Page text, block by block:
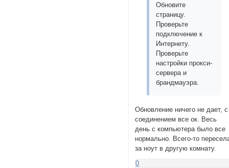
Обновите
страницу.
Проверьте
подключение к
Интернету.
Проверьте
настройки прокси-
сервера и
брандмауэра.
Обновление ничего не дает, с
соединением все ок. Весь
день с компьютера было все
нормально. Всего-то
за ноут в другую комнату.
0